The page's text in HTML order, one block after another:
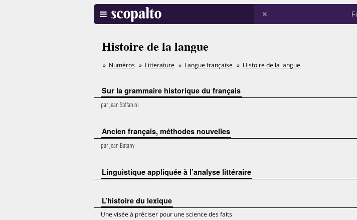
Histoire de la langue
Numéros Litterature Langue française Histoire de la langue
Sur la grammaire historique du français
parJean Stéfanini
Ancien français, méthodes nouvelles
parJean Batany
Linguistique appliquée à l’analyse littéraire
L’histoire du lexique
Une visée à préciser pour une science des faits